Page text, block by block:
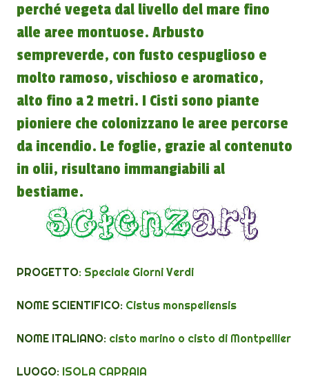
perché vegeta dal livello del mare fino
alle aree montuose. Arbusto
sempreverde, con fusto cespuglioso e
molto ramoso, vischioso e aromatico,
alto fino a 2 metri. I Cisti sono piante
pioniere che colonizzano le aree percorse
da incendio. Le foglie, grazie al contenuto
in olii, risultano immangiabili al
bestiame.
PROGETTO: Speciale Giorni Verdi
NOME SCIENTIFICO: Cistus monspeliensis
NOME ITALIANO: cisto marino o cisto di Montpellier
LUOGO: ISOLA CAPRAIA